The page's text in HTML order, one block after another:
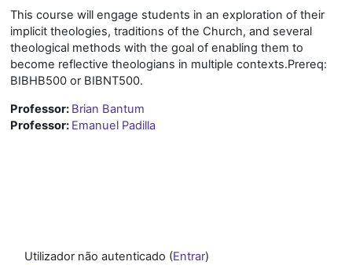
This course will engage students in an exploration of their
implicit theologies, traditions of the Church, and several
theological methods with the goal of enabling them to
become reflective theologians in multiple contexts.Prereq:
BIBHB500 or BIBNT500.
Professor: Brian Bantum
Professor: Emanuel Padilla
Utilizador não autenticado (Entrar)